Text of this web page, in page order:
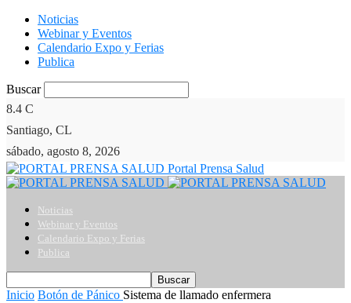
Noticias
Webinar y Eventos
Calendario Expo y Ferias
Publica
Buscar
8.4 C
Santiago, CL
sábado, agosto 8, 2026
Portal Prensa Salud
Noticias
Webinar y Eventos
Calendario Expo y Ferias
Publica
Inicio Botón de Pánico Sistema de llamado enfermera